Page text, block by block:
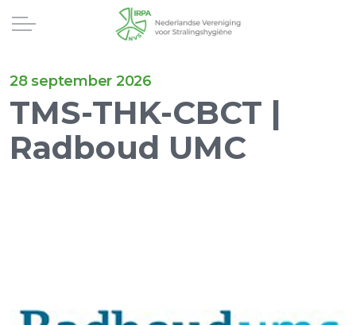
28 september 2026
TMS-THK-CBCT |
Radboud UMC